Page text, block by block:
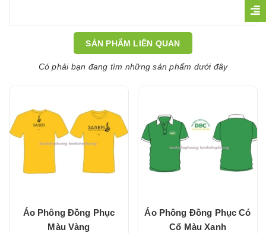
SẢN PHẨM LIÊN QUAN
Có phải bạn đang tìm những sản phẩm dưới đây
Áo Phông Đồng Phục
Màu Vàng
Áo Phông Đồng Phục Có
Cổ Màu Xanh